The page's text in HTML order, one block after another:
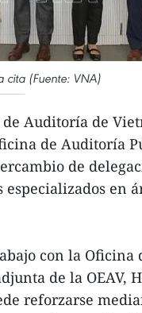
cita (Fuente: VNA)
Auditoría de
de Auditoría
de
en
con la
de la OEAV,
reforzarse